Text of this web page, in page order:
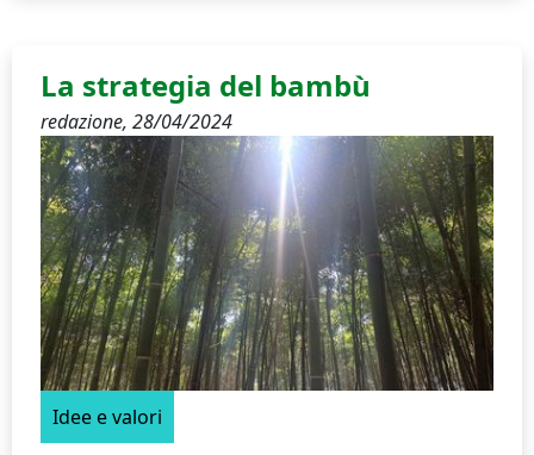
La strategia del bambù
redazione, 28/04/2024
Idee e valori